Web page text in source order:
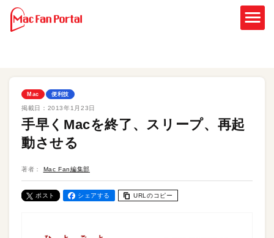
Mac 便利技
掲載日： 2013年1月23日
手早くMacを終了、スリープ、再起
動させる
著者： Mac Fan編集部
ポスト シェアする URLのコピー